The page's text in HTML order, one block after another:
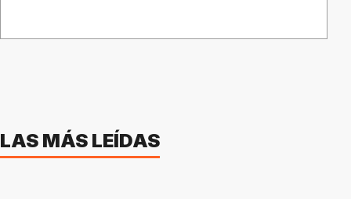
LAS MÁS LEÍDAS